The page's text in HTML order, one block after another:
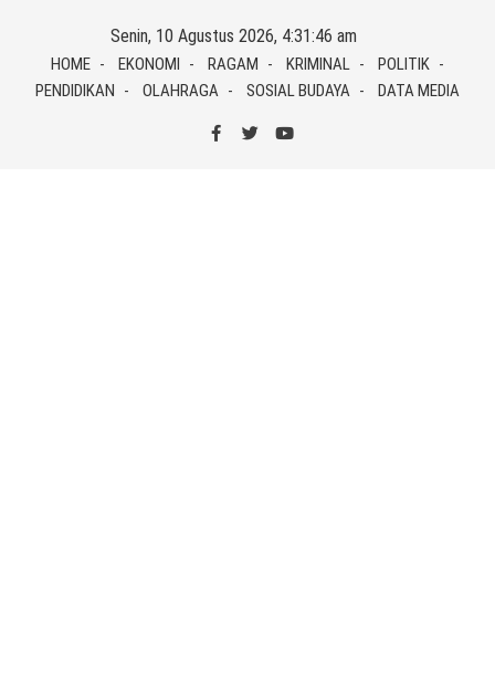
content
Senin, 10 Agustus 2026, 4:31:47 am
HOME EKONOMI RAGAM KRIMINAL
POLITIK
PENDIDIKAN
OLAHRAGA SOSIAL BUDAYA DATA MEDIA